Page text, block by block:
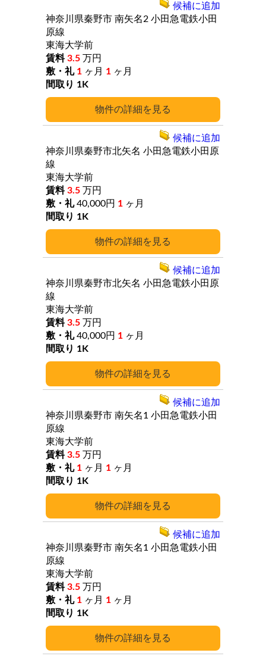
詳細
神奈川県秦野市 南矢名2 小田急電鉄小田
原線
東海大学前
3.5 万円
1 ヶ月 1 ヶ月
1K
候補に追加
詳細
神奈川県秦野市北矢名 小田急電鉄小田原
線
東海大学前
3.5 万円
40,000円 1 ヶ月
1K
候補に追加
詳細
神奈川県秦野市北矢名 小田急電鉄小田原
線
東海大学前
3.5 万円
40,000円 1 ヶ月
1K
候補に追加
詳細
神奈川県秦野市 南矢名1 小田急電鉄小田
原線
東海大学前
3.5 万円
1 ヶ月 1 ヶ月
1K
候補に追加
詳細
神奈川県秦野市 南矢名1 小田急電鉄小田
原線
東海大学前
3.5 万円
1 ヶ月 1 ヶ月
1K
候補に追加